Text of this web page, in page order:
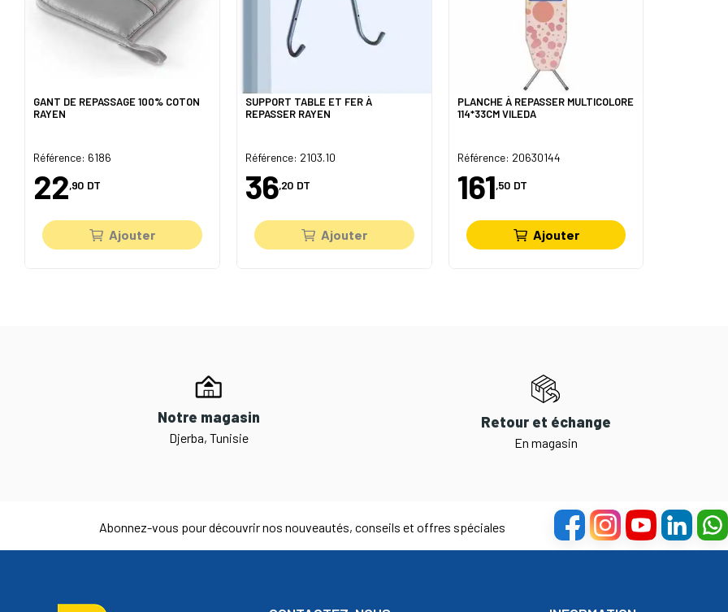
GANT DE REPASSAGE 100% COTON
RAYEN
Référence: 6186
22,90 DT
Ajouter
SUPPORT TABLE ET FER À
REPASSER RAYEN
Référence: 2103.10
36,20 DT
Ajouter
PLANCHE À REPASSER MULTICOLORE
114*33CM VILEDA
Référence: 20630144
161,50 DT
Ajouter
Notre magasin
Djerba, Tunisie
Retour et échange
En magasin
Abonnez-vous pour découvrir nos nouveautés, conseils et offres spéciales